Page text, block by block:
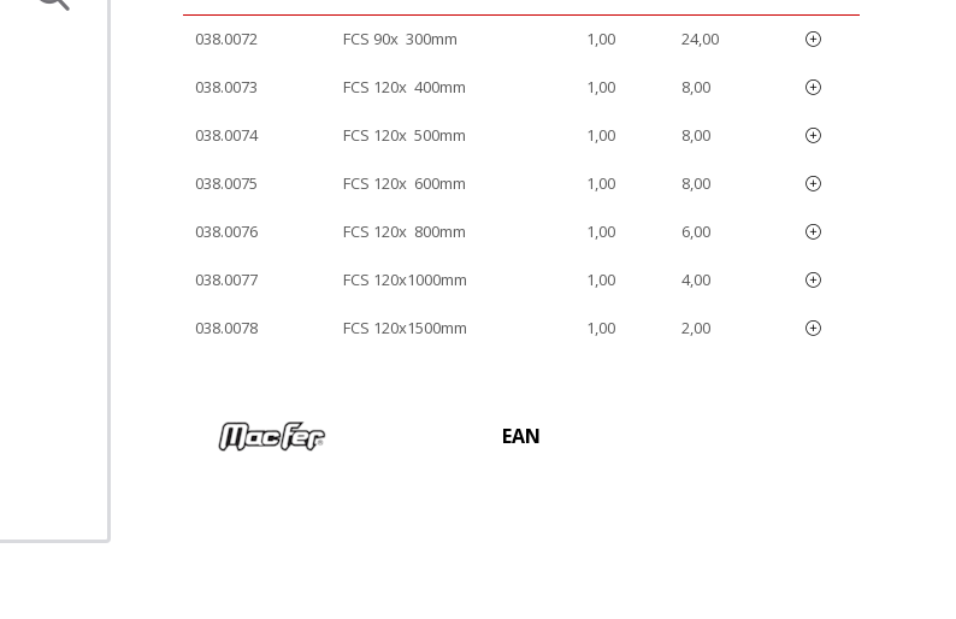
038.0072 FCS 90x 300mm 1,00 24,00
038.0073 FCS 120x 400mm 1,00 8,00
038.0074 FCS 120x 500mm 1,00 8,00
038.0075 FCS 120x 600mm 1,00 8,00
038.0076 FCS 120x 800mm 1,00 6,00
038.0077 FCS 120x1000mm 1,00 4,00
038.0078 FCS 120x1500mm 1,00 2,00
EAN